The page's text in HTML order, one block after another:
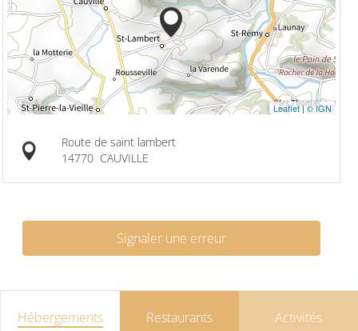
Leaflet|© IGN
Route de saint lambert
14770 CAUVILLE
Signaler une erreur
Hébergements Restaurants Activités